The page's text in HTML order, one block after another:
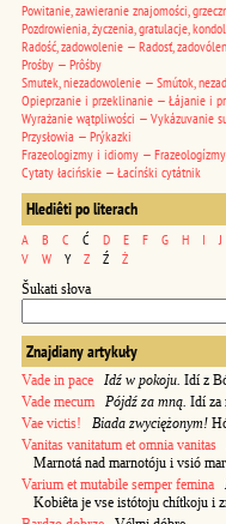
Powitanie, zawieranie znajomości,
Pozdrowienia, życzenia, gratulacje,
Radość, zadowolenie — Radosť,
Prośby — Prôśby
Smutek, niezadowolenie — Smútok,
Opieprzanie i przeklinanie — Łájanie i
Wyrażanie wątpliwości — Vykázuvanie
Przysłowia — Prýkazki
Frazeologizmy i idiomy —
Cytaty łacińskie — Łacínśki cytátnik
Hlediêti po literach
A B C Ć D E F G H I J
V
W Y Z Ź Ż
Šukati słova
Znajdiany artykuły
Vade in pace Idź w pokoju. Idí z
Vade mecum
Pójdź za mną. Idí za
Vae victis!
Biada zwyciężonym!
Vanitas vanitatum et omnia vanitas
Marnotá nad marnotóju i vsió
Varium et mutabile semper femina
Kobiêta je vse istótoju chítkoju i